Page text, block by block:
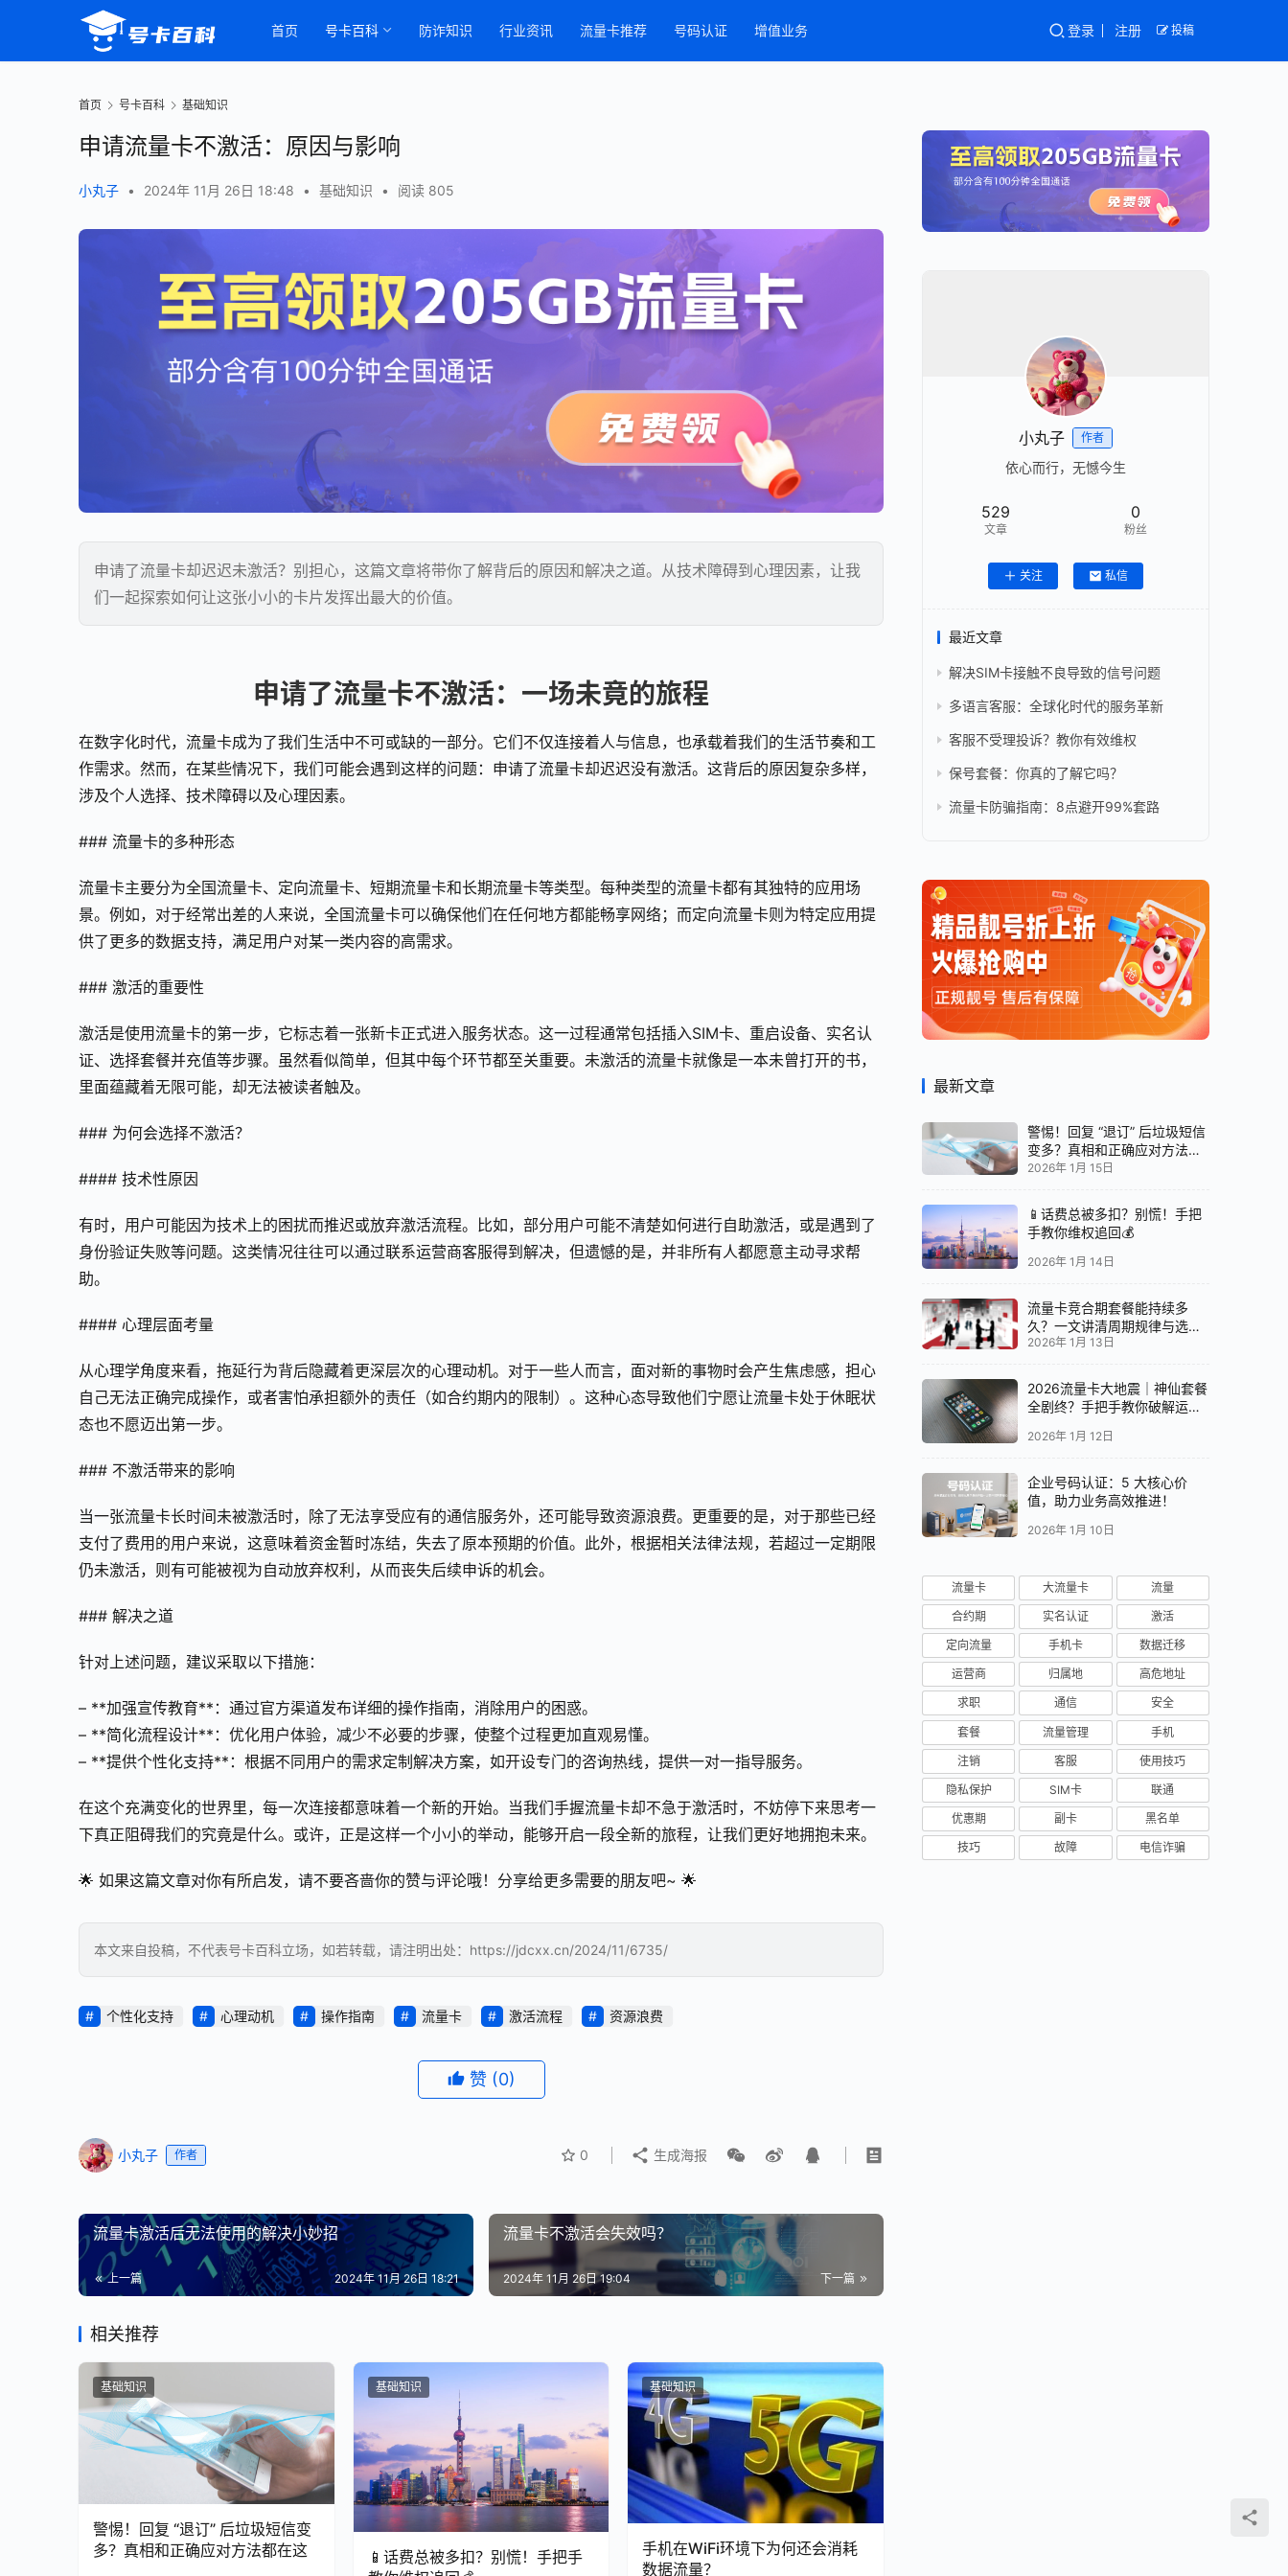
首页 号卡百科 防诈知识 行业资讯 流量卡推荐 号码认证 增值业务 登录 注册 投稿
首页 号卡百科 基础知识
申请流量卡不激活：原因与影响
小丸子 • 2024年 11月 26日 18:48 • 基础知识 • 阅读 805
申请了流量卡却迟迟未激活？别担心，这篇文章将带你了解背后的原因和解决之道。从技术障碍到心理因素，让我
们一起探索如何让这张小小的卡片发挥出最大的价值。
申请了流量卡不激活：一场未竟的旅程
在数字化时代，流量卡成为了我们生活中不可或缺的一部分。它们不仅连接着人与信息，也承载着我们的生活节奏和工
作需求。然而，在某些情况下，我们可能会遇到这样的问题：申请了流量卡却迟迟没有激活。这背后的原因复杂多样，
涉及个人选择、技术障碍以及心理因素。
### 流量卡的多种形态
流量卡主要分为全国流量卡、定向流量卡、短期流量卡和长期流量卡等类型。每种类型的流量卡都有其独特的应用场
景。例如，对于经常出差的人来说，全国流量卡可以确保他们在任何地方都能畅享网络；而定向流量卡则为特定应用提
供了更多的数据支持，满足用户对某一类内容的高需求。
### 激活的重要性
激活是使用流量卡的第一步，它标志着一张新卡正式进入服务状态。这一过程通常包括插入SIM卡、重启设备、实名认
证、选择套餐并充值等步骤。虽然看似简单，但其中每个环节都至关重要。未激活的流量卡就像是一本未曾打开的书，
里面蕴藏着无限可能，却无法被读者触及。
### 为何会选择不激活？
#### 技术性原因
有时，用户可能因为技术上的困扰而推迟或放弃激活流程。比如，部分用户可能不清楚如何进行自助激活，或是遇到了
身份验证失败等问题。这类情况往往可以通过联系运营商客服得到解决，但遗憾的是，并非所有人都愿意主动寻求帮
助。
#### 心理层面考量
从心理学角度来看，拖延行为背后隐藏着更深层次的心理动机。对于一些人而言，面对新的事物时会产生焦虑感，担心
自己无法正确完成操作，或者害怕承担额外的责任（如合约期内的限制）。这种心态导致他们宁愿让流量卡处于休眠状
态也不愿迈出第一步。
### 不激活带来的影响
当一张流量卡长时间未被激活时，除了无法享受应有的通信服务外，还可能导致资源浪费。更重要的是，对于那些已经
支付了费用的用户来说，这意味着资金暂时冻结，失去了原本预期的价值。此外，根据相关法律法规，若超过一定期限
仍未激活，则有可能被视为自动放弃权利，从而丧失后续申诉的机会。
### 解决之道
针对上述问题，建议采取以下措施：
– **加强宣传教育**：通过官方渠道发布详细的操作指南，消除用户的困惑。
– **简化流程设计**：优化用户体验，减少不必要的步骤，使整个过程更加直观易懂。
– **提供个性化支持**：根据不同用户的需求定制解决方案，如开设专门的咨询热线，提供一对一指导服务。
在这个充满变化的世界里，每一次连接都意味着一个新的开始。当我们手握流量卡却不急于激活时，不妨停下来思考一
下真正阻碍我们的究竟是什么。或许，正是这样一个小小的举动，能够开启一段全新的旅程，让我们更好地拥抱未来。
🌟 如果这篇文章对你有所启发，请不要吝啬你的赞与评论哦！分享给更多需要的朋友吧~ 🌟
本文来自投稿，不代表号卡百科立场，如若转载，请注明出处：https://jdcxx.cn/2024/11/6735/
个性化支持 心理动机 操作指南 流量卡 激活流程 资源浪费
赞 (0)
小丸子 作者 0 生成海报
流量卡激活后无法使用的解决小妙招
上一篇 2024年 11月 26日 18:21
流量卡不激活会失效吗？
下一篇
2024年 11月 26日 19:04
相关推荐
基础知识
警惕！回复 “退订” 后垃圾短信变
多？真相和正确应对方法都在这
基础知识
📱话费总被多扣？别慌！手把手
基础知识
手机在WiFi环境下为何还会消耗
数据流量？
小丸子 作者
依心而行，无憾今生
529
文章
0
粉丝
关注 私信
最近文章
解决SIM卡接触不良导致的信号问题
多语言客服：全球化时代的服务革新
客服不受理投诉？教你有效维权
保号套餐：你真的了解它吗？
流量卡防骗指南：8点避开99%套路
最新文章
警惕！回复 “退订” 后垃圾短信
变多？真相和正确应对方法都
在这
2026年 1月 15日
📱话费总被多扣？别慌！手把
手教你维权追回💰
2026年 1月 14日
流量卡竞合期套餐能持续多
久？一文讲清周期规律与选卡
时机
2026年 1月 13日
2026流量卡大地震｜神仙套餐
全剧终？手把手教你破解运营
2026年 1月 12日
企业号码认证：5 大核心价
值，助力业务高效推进！
2026年 1月 10日
流量卡 大流量卡 流量
合约期 实名认证 激活
定向流量 手机卡 数据迁移
运营商 归属地 高危地址
求职 通信 安全
套餐 流量管理 手机
注销 客服 使用技巧
隐私保护 SIM卡 联通
优惠期 副卡 黑名单
技巧 故障 电信诈骗